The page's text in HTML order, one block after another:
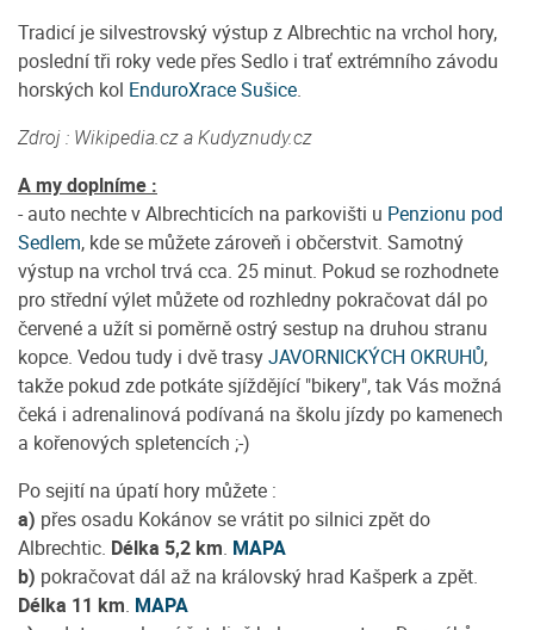
Tradicí je silvestrovský výstup z Albrechtic na vrchol hory,
poslední tři roky vede přes Sedlo i trať extrémního závodu
horských kol EnduroXrace Sušice.
Zdroj : Wikipedia.cz a Kudyznudy.cz
A my doplníme :
- auto nechte v Albrechticích na parkovišti u Penzionu pod
Sedlem, kde se můžete zároveň i občerstvit. Samotný
výstup na vrchol trvá cca. 25 minut. Pokud se rozhodnete
pro střední výlet můžete od rozhledny pokračovat dál po
červené a užít si poměrně ostrý sestup na druhou stranu
kopce. Vedou tudy i dvě trasyJAVORNICKÝCH OKRUHŮ,
takže pokud zde potkáte sjíždějící "bikery", tak Vás možná
čeká i adrenalinová podívaná na školu jízdy po kamenech
a kořenových spletencích ;-)
Po sejití na úpatí hory můžete :
a) přes osadu Kokánov se vrátit po silnici zpět do
Albrechtic. Délka 5,2 km. MAPA
b) pokračovat dál až na královský hrad Kašperk a zpět.
Délka 11 km. MAPA